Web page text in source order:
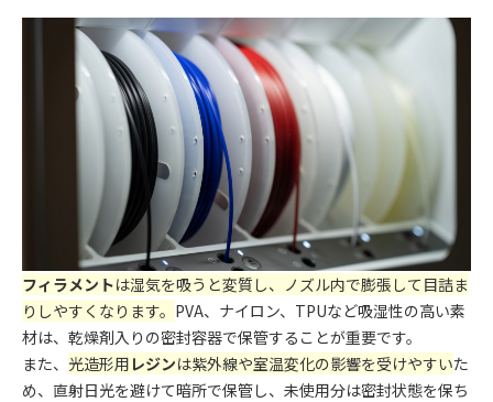
フィラメントは湿気を吸うと変質し、ノズル内で膨張して目詰ま
りしやすくなります。 PVA、ナイロン、TPUなど吸湿性の高い素
材は、乾燥剤入りの密封容器で保管することが重要です。
また、 光造形用 レジンは紫外線や室温変化の影響を受けやすいた
め、直射日光を避けて暗所で保管し、未使用分は密封状態を保ち